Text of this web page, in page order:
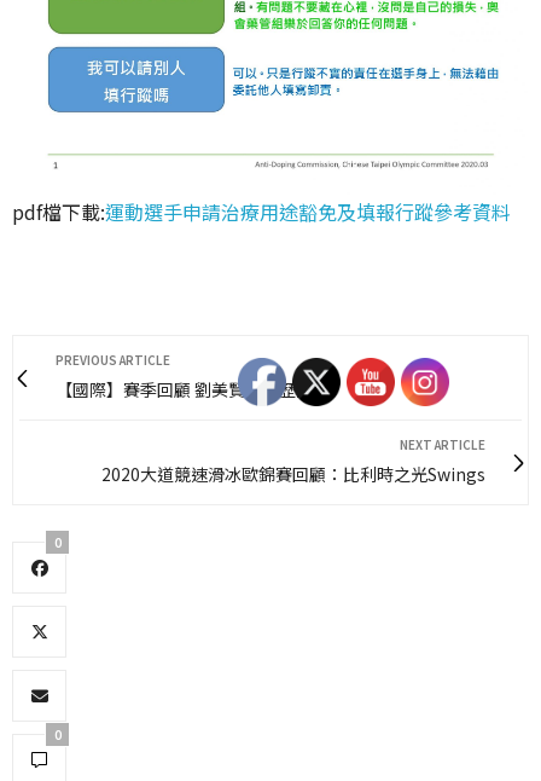
pdf檔下載:運動選手申請治療用途豁免及填報行蹤參考資料
PREVIOUS ARTICLE
【國際】賽季回顧 劉美賢跳出歷史
NEXT ARTICLE
2020大道競速滑冰歐錦賽回顧：比利時之光Swings
0
0